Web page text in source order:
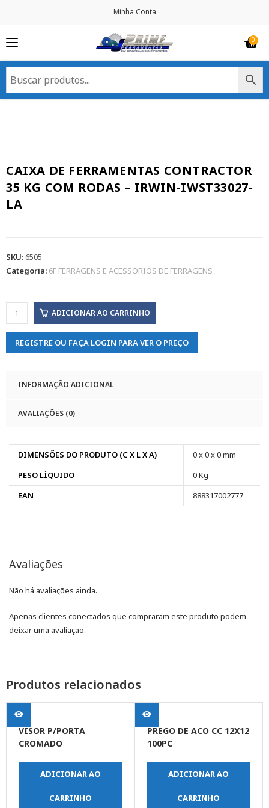
Minha Conta
CAIXA DE FERRAMENTAS CONTRACTOR
35 KG COM RODAS – IRWIN-IWST33027-
LA
SKU:6505
Categoria: 6F FERRAGENS E ACESSORIOS DE FERRAGENS
ADICIONAR AO CARRINHO
REGISTRE OU FAÇA LOGIN PARA VER O PREÇO
INFORMAÇÃO ADICIONAL
AVALIAÇÕES (0)
DIMENSÕES DO PRODUTO (C X L X A)
0 x 0 x 0 mm
PESO LÍQUIDO
0 Kg
EAN
888317002777
Avaliações
Não há avaliações ainda.
Apenas clientes conectados que compraram este produto podem
deixar uma avaliação.
Produtos relacionados
VISOR P/PORTA
CROMADO
ADICIONAR AO
CARRINHO
PREGO DE ACO CC 12X12
100PC
ADICIONAR AO
CARRINHO